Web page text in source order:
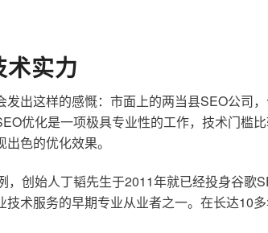
实力
发出这样的感慨：市面上的两当县SEO公司
优化是一项极具专业性的工作，技术门槛
色的优化效果。
，创始人丁韬先生于2011年就已经投身谷
技术服务的早期专业从业者之一。在长达10